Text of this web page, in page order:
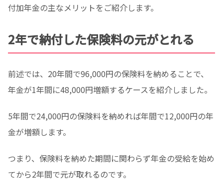
付加年金の主なメリットをご紹介します。
2年で納付した保険料の元がとれる
前述では、20年間で96,000円の保険料を納めることで、
年金が1年間に48,000円増額するケースを紹介しました。
5年間で24,000円の保険料を納めれば年間で12,000円の年
金が増額します。
つまり、保険料を納めた期間に関わらず年金の受給を始め
てから2年間で元が取れるのです。